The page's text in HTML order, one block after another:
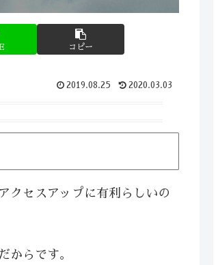
コピー
2019.08.25 2020.03.03
クセスアップに有利らしいの
からです。